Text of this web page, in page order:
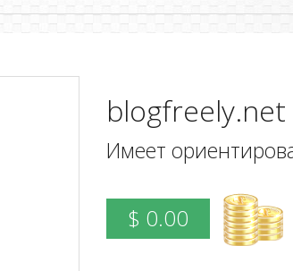
blogfreely.net
Имеет
$ 0.00